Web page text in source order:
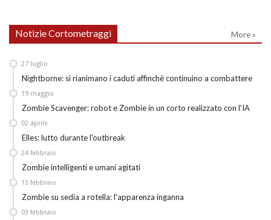
Notizie Cortometraggi More »
Nightborne: si rianimano i caduti affinchè continuino a combattere
27 luglio
Zombie Scavenger: robot e Zombie in un corto realizzato con l'IA
19 maggio
Elles: lutto durante l'outbreak
02 aprile
Zombie intelligenti e umani agitati
24 febbraio
Zombie su sedia a rotella: l'apparenza inganna
13 febbraio
03 febbraio